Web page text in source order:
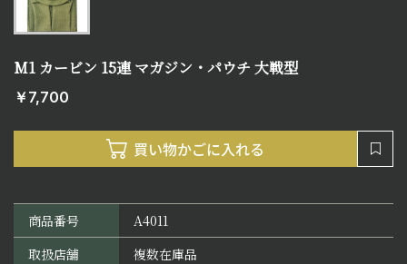
M1 カービン 15連 マガジン・パウチ 大戦型
￥7,700
商品番号
A4011
取扱店舗
複数在庫品